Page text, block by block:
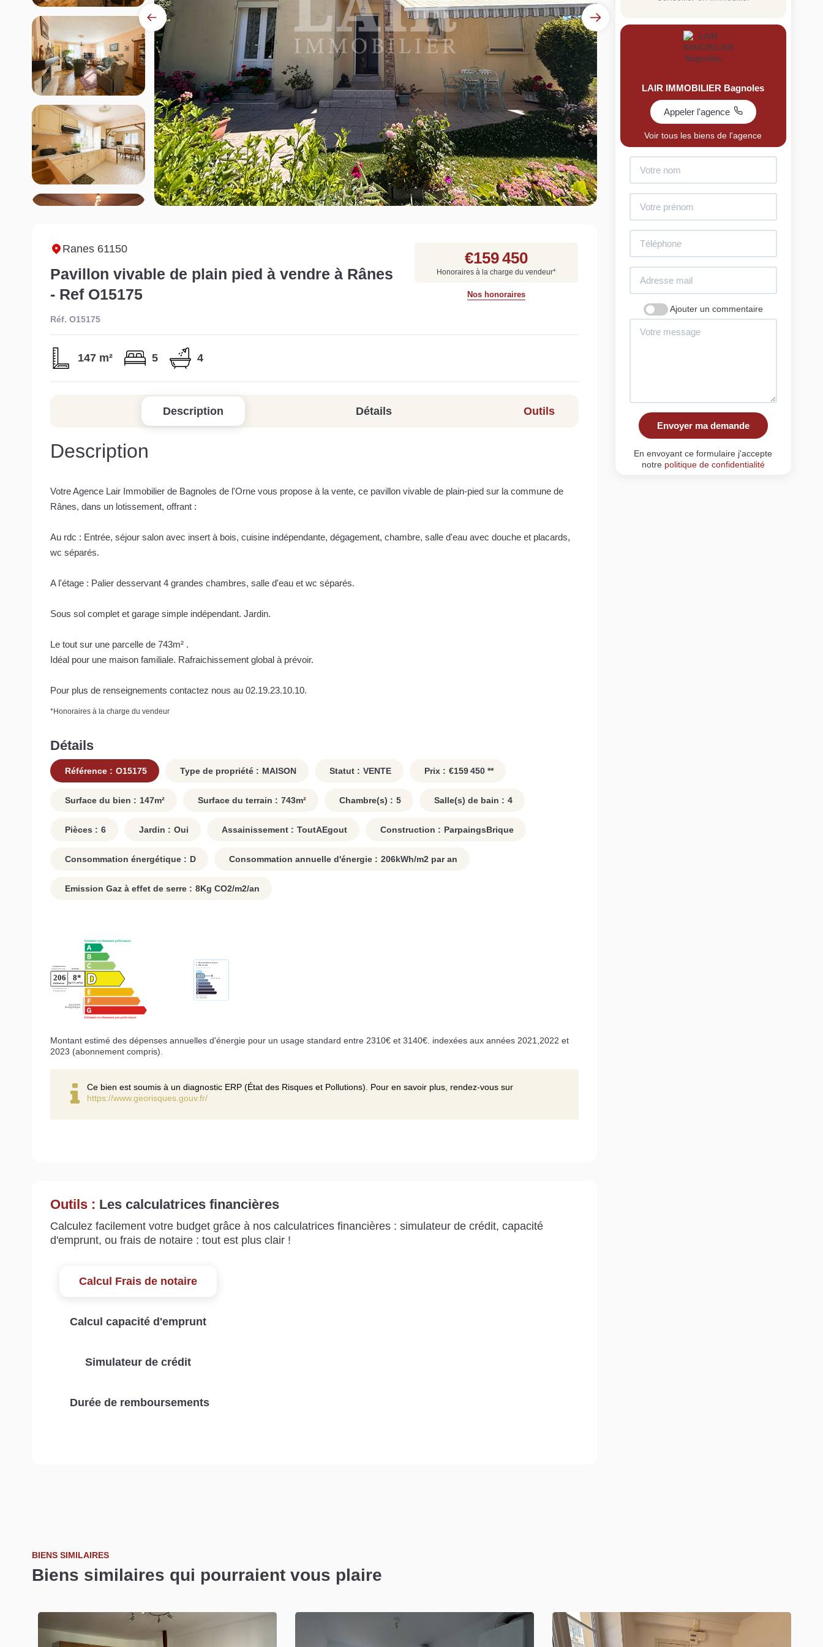
Gratuit
Estimez votre bien en ligne.
Rapide et gratuit, recevez votre estimation en
quelques clics.
Estimer mon bien maintenant
Ranes 61150
Pavillon vivable de plain pied à vendre à Rânes
- Ref O15175
Réf. O15175
€159 450
Honoraires à la charge du vendeur*
Nos honoraires
147 m² 5 4
Description Détails Outils
Description
Votre Agence Lair Immobilier de Bagnoles de l'Orne vous propose à la vente, ce pavillon vivable de plain-pied sur la commune de
Rânes, dans un lotissement, offrant :
Au rdc : Entrée, séjour salon avec insert à bois, cuisine indépendante, dégagement, chambre, salle d'eau avec douche et placards,
wc séparés.
A l'étage : Palier desservant 4 grandes chambres, salle d'eau et wc séparés.
Sous sol complet et garage simple indépendant. Jardin.
Le tout sur une parcelle de 743m² .
Idéal pour une maison familiale. Rafraichissement global à prévoir.
Pour plus de renseignements contactez nous au 02.19.23.10.10.
*Honoraires à la charge du vendeur
Détails
Référence : O15175 Type de propriété : MAISON Statut : VENTE Prix : €159 450 **
Surface du bien : 147m² Surface du terrain : 743m² Chambre(s) : 5 Salle(s) de bain : 4
Pièces : 6 Jardin : Oui Assainissement : ToutAEgout Construction : ParpaingsBrique
Consommation énergétique : D Consommation annuelle d'énergie : 206kWh/m2 par an
Emission Gaz à effet de serre : 8Kg CO2/m2/an
Montant estimé des dépenses annuelles d'énergie pour un usage standard entre 2310€ et 3140€. indexées aux années 2021,2022 et
2023 (abonnement compris).
Ce bien est soumis à un diagnostic ERP (État des Risques et Pollutions). Pour en savoir plus, rendez-vous sur
https://www.georisques.gouv.fr/
Outils : Les calculatrices financières
Calculez facilement votre budget grâce à nos calculatrices financières : simulateur de crédit, capacité
d'emprunt, ou frais de notaire : tout est plus clair !
Calcul Frais de notaire
Calcul capacité d'emprunt
Simulateur de crédit
Durée de remboursements
LAIR IMMOBILIER Bagnoles
Appeler l'agence
Voir tous les biens de l'agence
Ajouter un commentaire
Envoyer ma demande
En envoyant ce formulaire j'accepte
notre politique de confidentialité
BIENS SIMILAIRES
Biens similaires qui pourraient vous plaire